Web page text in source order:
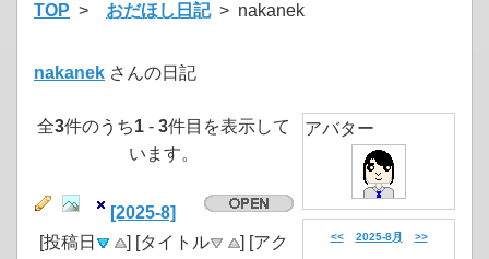
TOP > おだほし日記> nakanek
nakanek さんの日記
全3件のうち1 - 3件目を表示して
います。
[2025-8]
[投稿日
] [タイトル
] [アク
アバター
<< 2025-8月 >>